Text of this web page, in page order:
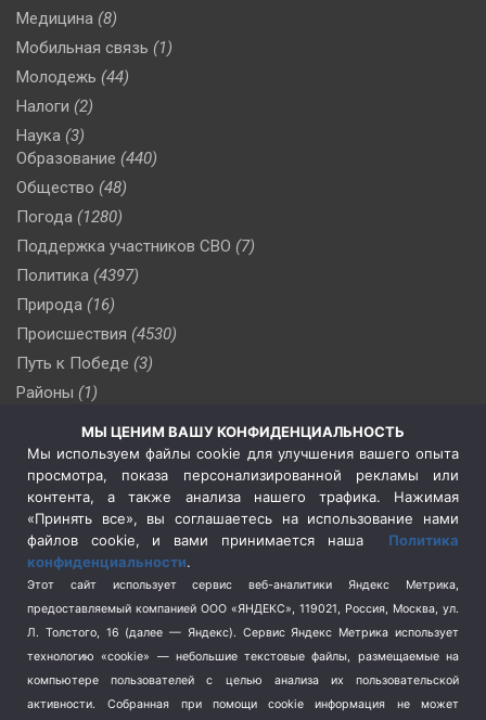
Медицина (8)
Мобильная связь (1)
Молодежь (44)
Налоги (2)
Наука (3)
Образование (440)
Общество (48)
Погода (1280)
Поддержка участников СВО (7)
Политика (4397)
Природа (16)
Происшествия (4530)
Путь к Победе (3)
Районы (1)
Сельское хозяйство (3)
Социальная политика
(3)
Спецоперация в Украине
Спецоперация на Украине
(404)
Спорт (740)
Терроризм (1)
Транспорт (262)
Туризм (178)
Флот (76)
МЫ ЦЕНИМ ВАШУ КОНФИДЕНЦИАЛЬНОСТЬ
Мы используем файлы cookie для улучшения вашего опыта
просмотра, показа персонализированной рекламы или
контента, а также анализа нашего трафика. Нажимая
«Принять все», вы соглашаетесь на использование нами
файлов cookie, и вами принимается наша Политика
конфиденциальности.
Этот сайт использует сервис веб-аналитики Яндекс Метрика,
предоставляемый компанией ООО «ЯНДЕКС», 119021, Россия, Москва, ул.
Л. Толстого, 16 (далее — Яндекс). Сервис Яндекс Метрика использует
технологию «cookie» — небольшие текстовые файлы, размещаемые на
компьютере пользователей с целью анализа их пользовательской
активности.
Собранная при помощи cookie информация не может